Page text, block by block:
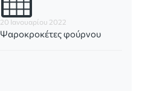
20 Ιανουαρίου 2022
Ψαροκροκέτες φούρνου